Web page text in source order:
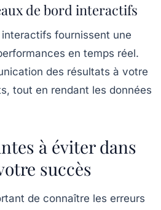
de bord interactifs
fournissent une
en temps réel.
des résultats à votre
tout en rendant les données
à éviter dans
succès
de connaître les erreurs